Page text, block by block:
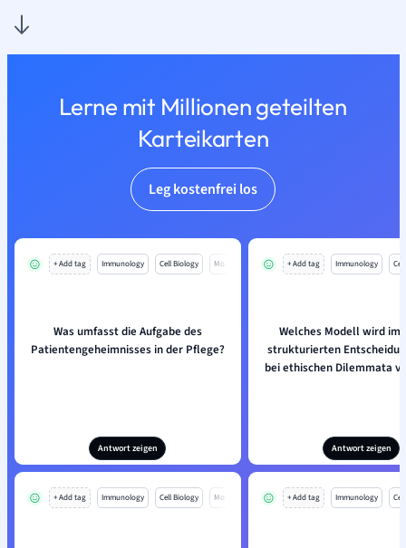
Lerne mit Millionen geteilten
Karteikarten
Leg kostenfrei los
+ Add tag Immunology Cell Biology Mo
Was umfasst die Aufgabe des
Patientengeheimnisses in der Pflege?
Antwort zeigen
+ Add tag Immunology
Welches Modell wird im
strukturierten
bei ethischen Dilemmata
Antwort zeigen
+ Add tag Immunology Cell Biology Mo + Add tag Immunology